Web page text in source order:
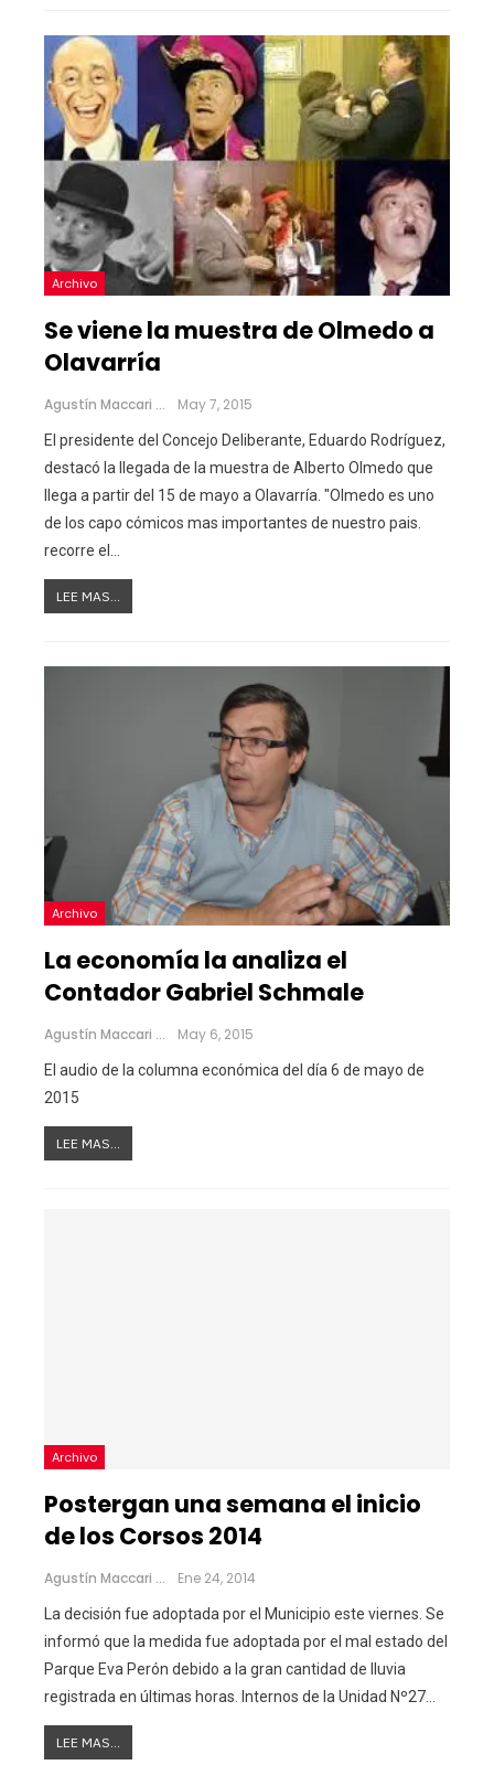
Archivo
Se viene la muestra de Olmedo a
Olavarría
Agustín Maccari May 7, 2015
El presidente del Concejo Deliberante, Eduardo Rodríguez,
destacó la llegada de la muestra de Alberto Olmedo que
llega a partir del 15 de mayo a Olavarría. "Olmedo es uno
de los capo cómicos mas importantes de nuestro pais.
recorre el…
LEE MAS...
Archivo
La economía la analiza el
Contador Gabriel Schmale
Agustín Maccari May 6, 2015
El audio de la columna económica del día 6 de mayo de
2015
LEE MAS...
Archivo
Postergan una semana el inicio
de los Corsos 2014
Agustín Maccari Ene 24, 2014
La decisión fue adoptada por el Municipio este viernes. Se
informó que la medida fue adoptada por el mal estado del
Parque Eva Perón debido a la gran cantidad de lluvia
registrada en últimas horas. Internos de la Unidad Nº27…
LEE MAS...